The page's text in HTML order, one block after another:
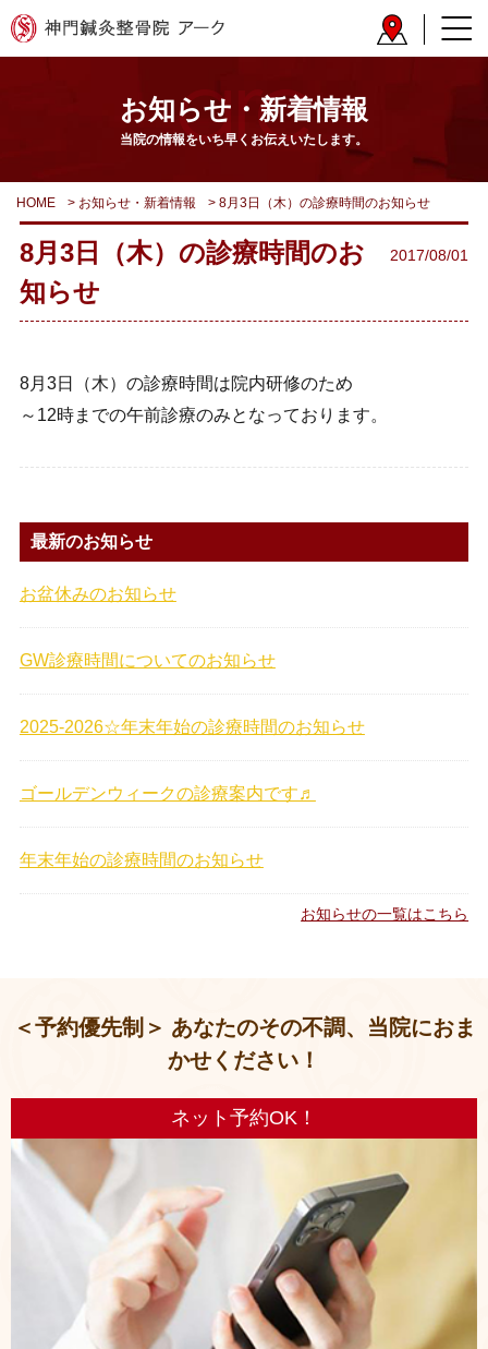
お知らせ・新着情報
当院の情報をいち早くお伝えいたします。
HOME > お知らせ・新着情報 > 8月3日（木）の診療時間のお知らせ
8月3日（木）の診療時間のお
知らせ
2017/08/01
8月3日（木）の診療時間は院内研修のため
～12時までの午前診療のみとなっております。
最新のお知らせ
お盆休みのお知らせ
GW診療時間についてのお知らせ
2025-2026☆年末年始の診療時間のお知らせ
ゴールデンウィークの診療案内です♬
年末年始の診療時間のお知らせ
お知らせの一覧はこちら
＜予約優先制＞ あなたのその不調、当院におま
かせください！
ネット予約OK！